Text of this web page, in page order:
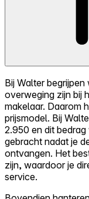
Bij Walter
overweging zijn bij
makelaar. Daarom
prijsmodel. Bij
2.950 en dit
gebracht nadat je
ontvangen. Het
zijn, waardoor je
service.